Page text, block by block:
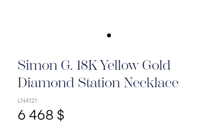
Simon G. 18K Yellow Gold
Diamond Station Necklace
LN4121
6 468 $